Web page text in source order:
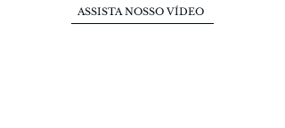
ASSISTA NOSSO VÍDEO